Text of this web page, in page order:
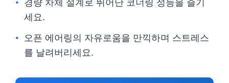
경량 차체 설계로 뛰어난 코너링 성능을 즐기
세요.
오픈 에어링의 자유로움을 만끽하며 스트레스
를 날려버리세요.